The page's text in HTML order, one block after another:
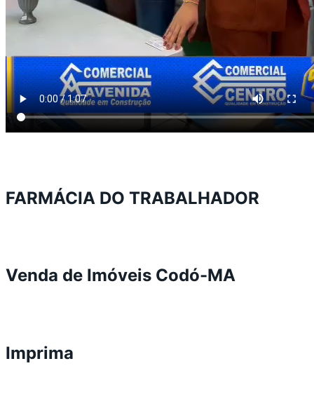
FARMÁCIA DO TRABALHADOR
Venda de Imóveis Codó-MA
Imprima